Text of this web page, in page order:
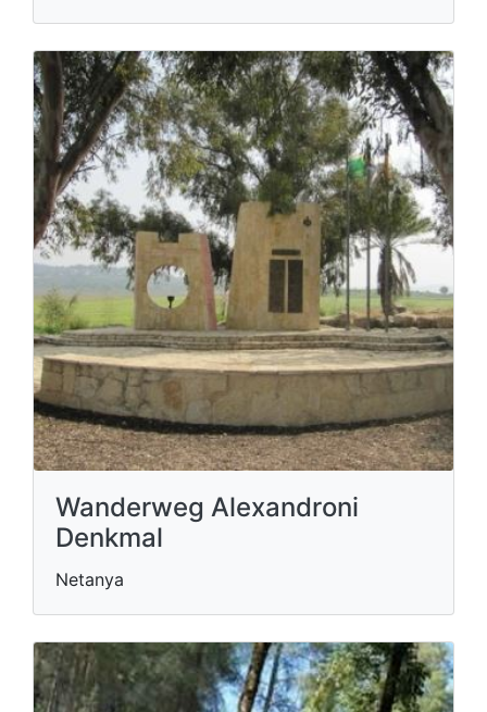
Wanderweg Alexandroni
Denkmal
Netanya